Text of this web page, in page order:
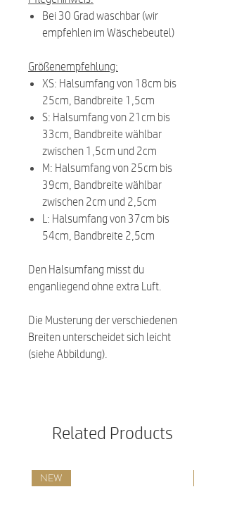
Bei 30 Grad waschbar (wir
empfehlen im Wäschebeutel)
Größenempfehlung:
XS: Halsumfang von 18cm bis
25cm, Bandbreite 1,5cm
S: Halsumfang von 21cm bis
33cm, Bandbreite wählbar
zwischen 1,5cm und 2cm
M: Halsumfang von 25cm bis
39cm, Bandbreite wählbar
zwischen 2cm und 2,5cm
L: Halsumfang von 37cm bis
54cm, Bandbreite 2,5cm
Den Halsumfang misst du
enganliegend ohne extra Luft.
Die Musterung der verschiedenen
Breiten unterscheidet sich leicht
(siehe Abbildung).
Related Products
NEW